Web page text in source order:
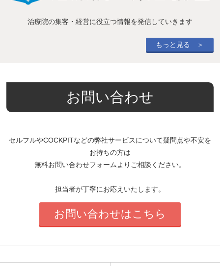
治療院の集客・経営に役立つ情報を発信していきます
もっと見る ＞
お問い合わせ
セルフルやCOCKPITなどの弊社サービスについて疑問点や不安を
お持ちの方は
無料お問い合わせフォームよりご相談ください。
担当者が丁寧にお応えいたします。
お問い合わせはこちら